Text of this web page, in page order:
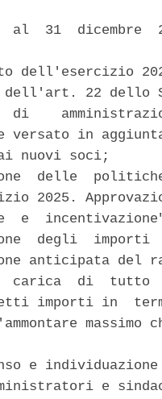
al  31  dicembre
dell'esercizio
22 dello
di
versato in
nuovi soci;
delle
2025.
e
degli  importi
anticipata del
carica  di
importi in
e
e